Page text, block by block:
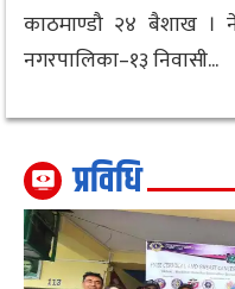
काठमाण्डौ २४ बैशाख ।
नगरपालिका–१३ निवासी...
प्रविधि